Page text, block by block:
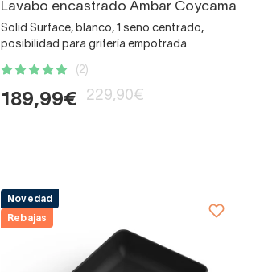
Lavabo encastrado Ambar Coycama
Solid Surface, blanco, 1 seno centrado,
posibilidad para grifería empotrada
(2)
189,99€ 229,90€
Novedad
Rebajas